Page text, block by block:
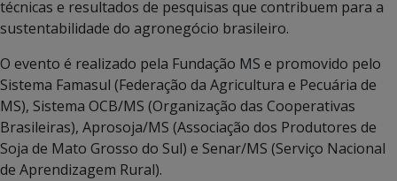
técnicas e resultados de pesquisas que contribuem para a
sustentabilidade do agronegócio brasileiro.
O evento é realizado pela Fundação MS e promovido pelo
Sistema Famasul (Federação da Agricultura e Pecuária de
MS), Sistema OCB/MS (Organização das Cooperativas
Brasileiras), Aprosoja/MS (Associação dos Produtores de
Soja de Mato Grosso do Sul) e Senar/MS (Serviço Nacional
de Aprendizagem Rural).